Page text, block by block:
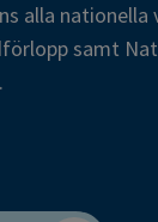
alla
samt